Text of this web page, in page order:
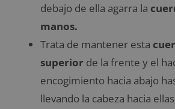
debajo de ella agarra la
manos.
Trata de mantener esta
superior de la frente y el
encogimiento hacia abajo
llevando la cabeza hacia